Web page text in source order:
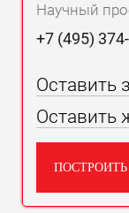
Научный
+7 (495)
Оставить
Оставить